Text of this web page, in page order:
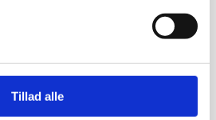
Tillad alle
tjekke det først, så er det
og vi kan ikke gøre noget,